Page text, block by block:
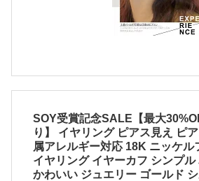
SOY受賞記念SALE【最大
り】 イヤリング ピアス見え ピ
属アレルギー対応 18K ニッケル
イヤリング イヤーカフ シンプル
かわいい ジュエリー ゴールド